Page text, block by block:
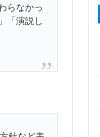
らなかっ
「演説し